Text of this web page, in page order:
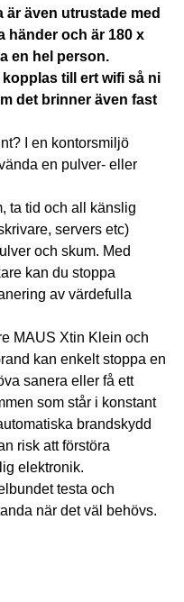
även utrustade med
händer och är 180 x
en hel person.
till ert wifi så ni
det brinner även fast
I en kontorsmiljö
en pulver- eller
ta tid och all känslig
servers etc)
och skum. Med
kan du stoppa
av värdefulla
MAUS Xtin Klein och
kan enkelt stoppa en
sanera eller få ett
som står i konstant
brandskydd
risk att förstöra
elektronik.
testa och
när det väl behövs.